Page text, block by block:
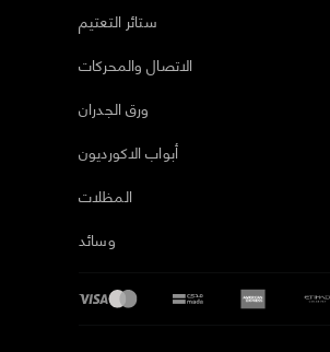
ستائر التعتيم
الاتصال والمحركات
ورق الجدران
أبواب الاكورديون
المظلات
وسائد